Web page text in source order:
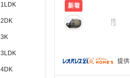
1LDK
2DK
3K
3LDK
4DK
新着
提供